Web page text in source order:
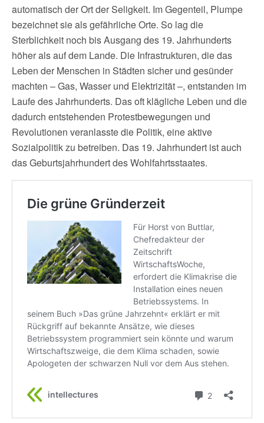
automatisch der Ort der Seligkeit. Im Gegenteil, Plumpe
bezeichnet sie als gefährliche Orte. So lag die
Sterblichkeit noch bis Ausgang des 19. Jahrhunderts
höher als auf dem Lande. Die Infrastrukturen, die das
Leben der Menschen in Städten sicher und gesünder
machten – Gas, Wasser und Elektrizität –, entstanden im
Laufe des Jahrhunderts. Das oft klägliche Leben und die
dadurch entstehenden Protestbewegungen und
Revolutionen veranlasste die Politik, eine aktive
Sozialpolitik zu betreiben. Das 19. Jahrhundert ist auch
das Geburtsjahrhundert des Wohlfahrtsstaates.